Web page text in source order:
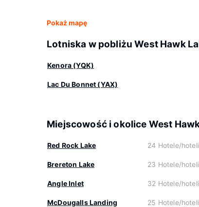
Pokaż mapę
Lotniska w pobliżu West Hawk
Kenora (YQK)
Lac Du Bonnet (YAX)
Miejscowość i okolice West
Red Rock Lake 24 Hotele/hoteli
Brereton Lake 23 Hotele/hoteli
Angle Inlet 32 Hotele/hoteli
McDougalls Landing 25 Hotele/hoteli